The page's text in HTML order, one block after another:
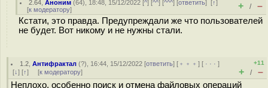
2.64 ,Аноним (64), 18:48, 15/12/2022 [^] [^^] [^^^] [ответить][↑]
[к модератору] + / –
Кстати, это правда. Предупреждали же что пользователей
не будет. Вот никому и не нужны стали.
1.2 ,Антифрактал (?), 16:44, 15/12/2022 [ответить] [ ﹢﹢﹢] [ · · ·]
[↓] [↑] [к модератору]
+11
+ / –
Неплохо, особенно поиск и отмена файловых операций